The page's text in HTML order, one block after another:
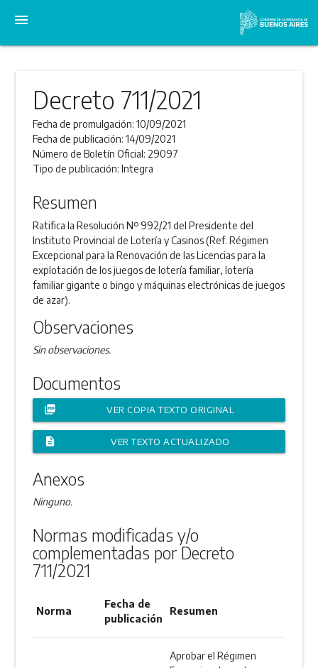
menu
Decreto 711/2021
Fecha de promulgación:10/09/2021
Fecha de publicación:14/09/2021
Número de Boletín Oficial: 29097
Tipo de publicación:Integra
Resumen
Ratifica la Resolución Nº 992/21 del Presidente del
Instituto Provincial de Lotería y Casinos (Ref. Régimen
Excepcional para la Renovación de las Licencias para la
explotación de los juegos de lotería familiar, lotería
familiar gigante o bingo y máquinas electrónicas de juegos
de azar).
Observaciones
Sin observaciones.
Documentos
picture_as_pdf VER COPIA TEXTO ORIGINAL
description VER TEXTO ACTUALIZADO
Anexos
Ninguno.
Normas modificadas y/o
complementadas por Decreto
711/2021
Norma
Fecha de
publicación
Resumen
Aprobar el Régimen